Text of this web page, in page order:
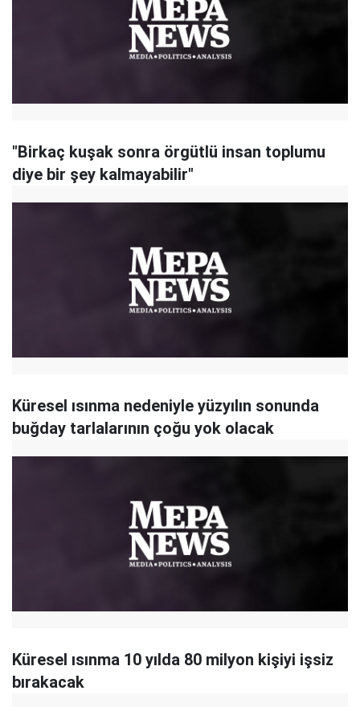
"Birkaç kuşak sonra örgütlü insan toplumu
diye bir şey kalmayabilir"
Küresel ısınma nedeniyle yüzyılın sonunda
buğday tarlalarının çoğu yok olacak
Küresel ısınma 10 yılda 80 milyon kişiyi işsiz
bırakacak